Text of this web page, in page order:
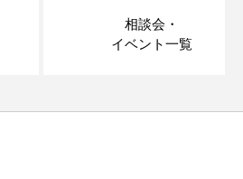
相談会・
イベント一覧